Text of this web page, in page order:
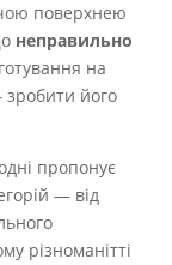
поверхнею
неправильно
на
його
пропонує
— від
різноманітті